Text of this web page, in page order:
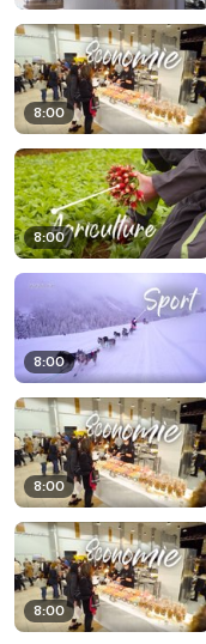
8:00
8:00
8:00
8:00
8:00